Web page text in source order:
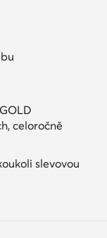
celoročně
slevovou